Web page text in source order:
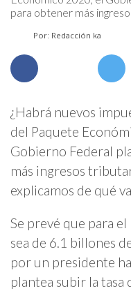
para obtener más
Por: Redacción ka
¿Habrá nuevos
del Paquete
Gobierno Federal
más ingresos
explicamos de qué
Se prevé que para
sea de 6.1 billones
por un presidente
plantea subir la tasa